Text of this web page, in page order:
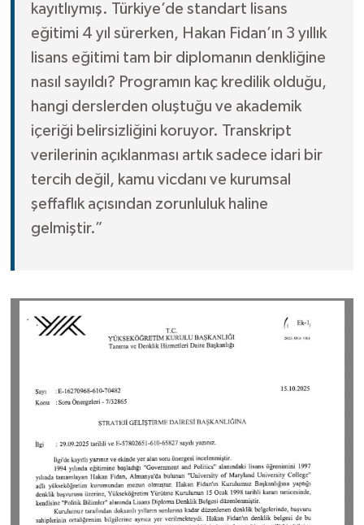
kayıtlıymış. Türkiye’de standart lisans
eğitimi 4 yıl sürerken, Hakan Fidan’ın 3 yıllık
lisans eğitimi tam bir diplomanın denkliğine
nasıl sayıldı? Programın kaç kredilik olduğu,
hangi derslerden oluştuğu ve akademik
içeriği belirsizliğini koruyor. Transkript
verilerinin açıklanması artık sadece idari bir
tercih değil, kamu vicdanı ve kurumsal
şeffaflık açısından zorunluluk haline
gelmiştir.”